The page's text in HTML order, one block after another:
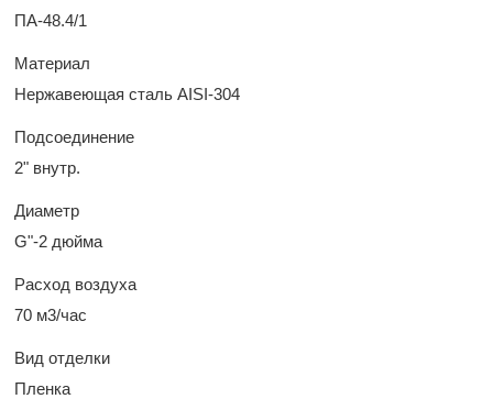
ПА-48.4/1
Материал
Нержавеющая сталь AISI-304
Подсоединение
2" внутр.
Диаметр
G"-2 дюйма
Расход воздуха
70 м3/час
Вид отделки
Пленка